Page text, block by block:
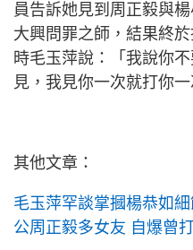
員告訴她見到周正毅與
大興問罪之師，結果終
時毛玉萍說：「我說你
見，我見你一次就打你一
其他文章：
毛玉萍罕談掌摑楊恭如
公周正毅多女友 自爆曾